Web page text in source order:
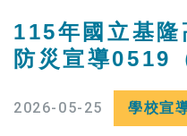
115年國立基隆
防災宣導0519
2026-05-25 學校宣